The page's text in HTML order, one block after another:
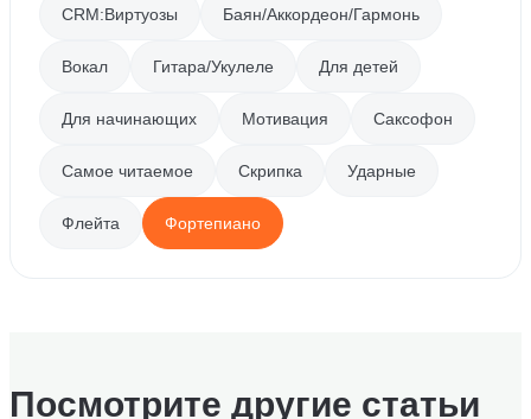
CRM:Виртуозы Баян/Аккордеон/Гармонь
Вокал Гитара/Укулеле Для детей
Для начинающих Мотивация Саксофон
Самое читаемое Скрипка Ударные
Флейта Фортепиано
Посмотрите другие статьи